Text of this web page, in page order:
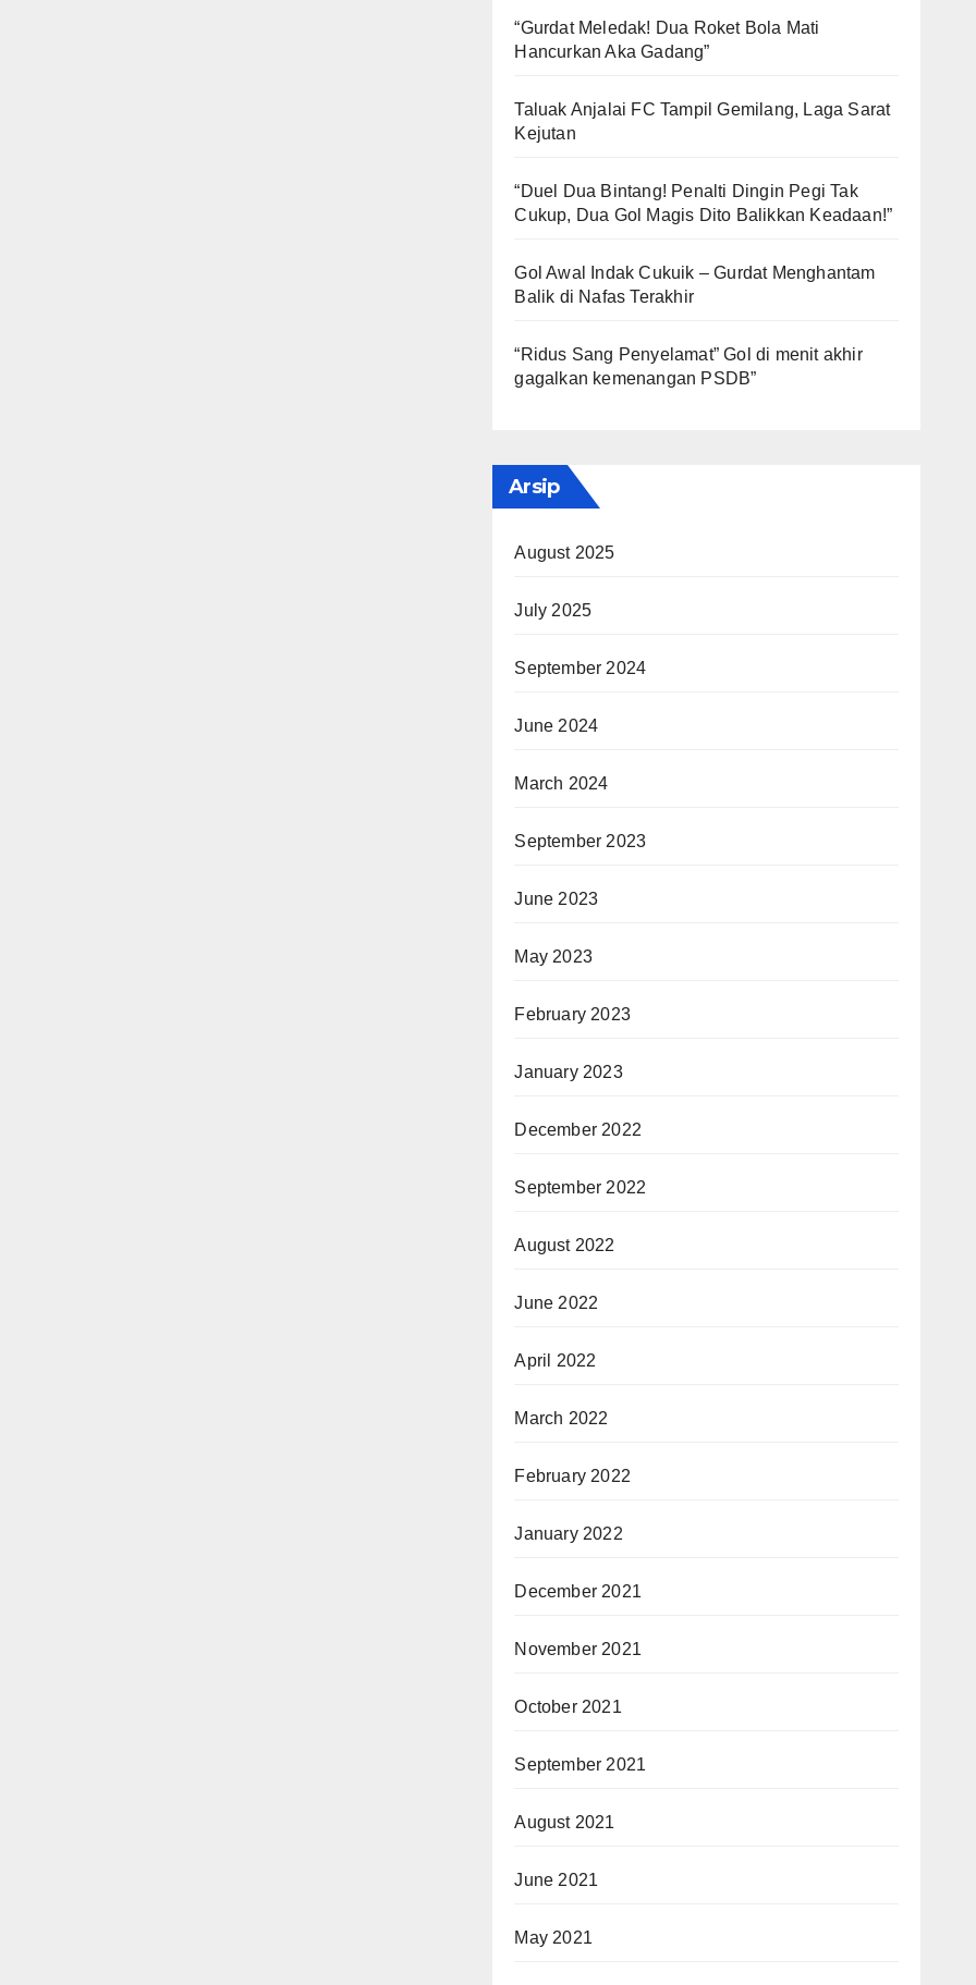
“Gurdat Meledak! Dua Roket Bola Mati
Hancurkan Aka Gadang”
Taluak Anjalai FC Tampil Gemilang, Laga Sarat
Kejutan
“Duel Dua Bintang! Penalti Dingin Pegi Tak
Cukup, Dua Gol Magis Dito Balikkan Keadaan!”
Gol Awal Indak Cukuik – Gurdat Menghantam
Balik di Nafas Terakhir
“Ridus Sang Penyelamat” Gol di menit akhir
gagalkan kemenangan PSDB”
Arsip
August 2025
July 2025
September 2024
June 2024
March 2024
September 2023
June 2023
May 2023
February 2023
January 2023
December 2022
September 2022
August 2022
June 2022
April 2022
March 2022
February 2022
January 2022
December 2021
November 2021
October 2021
September 2021
August 2021
June 2021
May 2021